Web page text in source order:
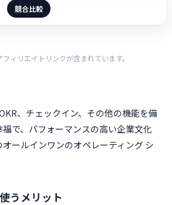
競合比較
ィリエイトリンクが含まれています。
、チェックイン、その他の機能を備
で、パフォーマンスの高い企業文化
ールインワンのオペレーティング シ
うメリット